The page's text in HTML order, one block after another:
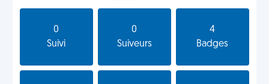
0
Suivi
0
Suiveurs
4
Badges